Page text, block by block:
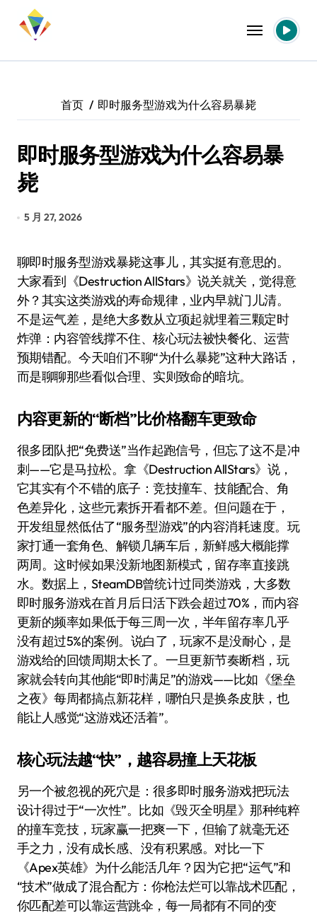
首页 即时服务型游戏为什么容易暴毙
即时服务型游戏为什么容易暴
毙
5 月 27, 2026
聊即时服务型游戏暴毙这事儿，其实挺有意思的。
大家看到《Destruction AllStars》说关就关，觉得意
外？其实这类游戏的寿命规律，业内早就门儿清。
不是运气差，是绝大多数从立项起就埋着三颗定时
炸弹：内容管线撑不住、核心玩法被快餐化、运营
预期错配。今天咱们不聊“为什么暴毙”这种大路话，
而是聊聊那些看似合理、实则致命的暗坑。
内容更新的“断档”比价格翻车更致命
很多团队把“免费送”当作起跑信号，但忘了这不是冲
刺——它是马拉松。拿《Destruction AllStars》说，
它其实有个不错的底子：竞技撞车、技能配合、角
色差异化，这些元素拆开看都不差。但问题在于，
开发组显然低估了“服务型游戏”的内容消耗速度。玩
家打通一套角色、解锁几辆车后，新鲜感大概能撑
两周。这时候如果没新地图新模式，留存率直接跳
水。数据上，SteamDB曾统计过同类游戏，大多数
即时服务游戏在首月后日活下跌会超过70%，而内容
更新的频率如果低于每三周一次，半年留存率几乎
没有超过5%的案例。说白了，玩家不是没耐心，是
游戏给的回馈周期太长了。一旦更新节奏断档，玩
家就会转向其他能“即时满足”的游戏——比如《堡垒
之夜》每周都搞点新花样，哪怕只是换条皮肤，也
能让人感觉“这游戏还活着”。
核心玩法越“快”，越容易撞上天花板
另一个被忽视的死穴是：很多即时服务游戏把玩法
设计得过于“一次性”。比如《毁灭全明星》那种纯粹
的撞车竞技，玩家赢一把爽一下，但输了就毫无还
手之力，没有成长感、没有积累感。对比一下
《Apex英雄》为什么能活几年？因为它把“运气”和
“技术”做成了混合配方：你枪法烂可以靠战术匹配，
你匹配差可以靠运营跳伞，每一局都有不同的变